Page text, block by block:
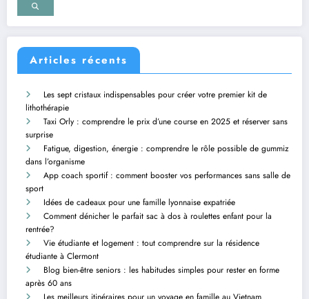
Articles récents
Les sept cristaux indispensables pour créer votre premier kit de
lithothérapie
Taxi Orly : comprendre le prix d’une course en 2025 et réserver sans
surprise
Fatigue, digestion, énergie : comprendre le rôle possible de gummiz
dans l’organisme
App coach sportif : comment booster vos performances sans salle de
sport
Idées de cadeaux pour une famille lyonnaise expatriée
Comment dénicher le parfait sac à dos à roulettes enfant pour la
rentrée?
Vie étudiante et logement : tout comprendre sur la résidence
étudiante à Clermont
Blog bien-être seniors : les habitudes simples pour rester en forme
après 60 ans